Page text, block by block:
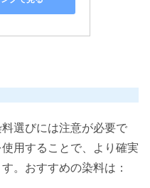
選びには注意が必要で
用することで、より確実
。おすすめの染料は：